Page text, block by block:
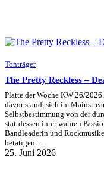
Tonträger
The Pretty Reckless –
Platte der Woche KW 26/
davor stand, sich im
Selbstbestimmung von der
stattdessen ihrer wahren
Bandleaderin und
betätigen.…
25. Juni 2026